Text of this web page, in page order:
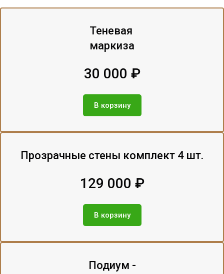
Теневая
маркиза
30 000 ₽
В корзину
Прозрачные стены комплект 4 шт.
129 000 ₽
В корзину
Подиум -